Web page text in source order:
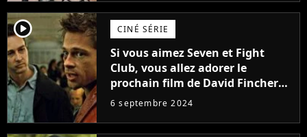
player2 CINÉ SÉRIE
Si vous aimez Seven et Fight
Club, vous allez adorer le
prochain film de David Fincher
avec lequel il se réinvente
complètement
6 septembre 2024